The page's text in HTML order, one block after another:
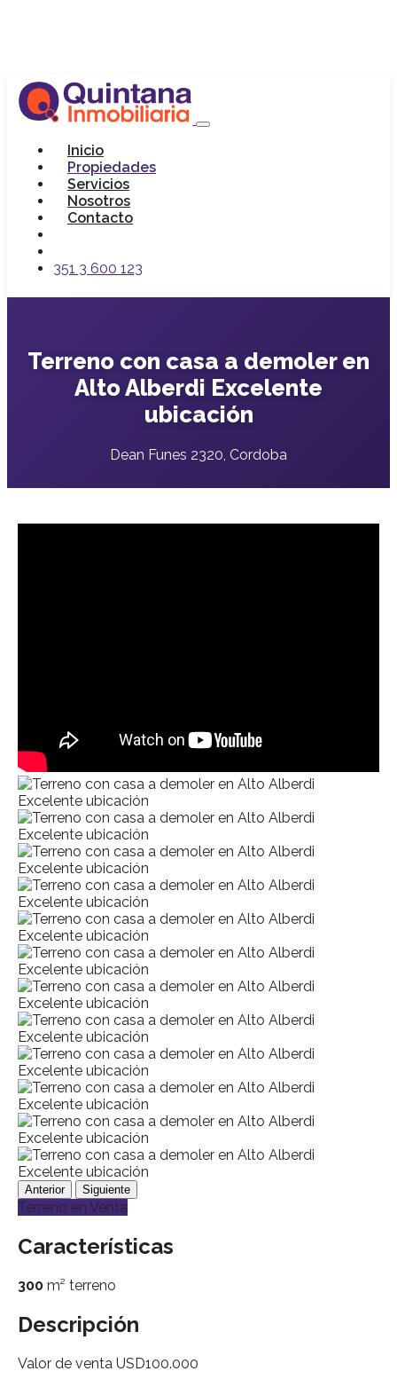
Inicio
Propiedades
Servicios
Nosotros
Contacto
351 3 600 123
Terreno con casa a demoler en
Alto Alberdi Excelente
ubicación
Dean Funes 2320, Cordoba
Anterior Siguiente
Terreno en Venta
Características
300 m² terreno
Descripción
Valor de venta USD100.000